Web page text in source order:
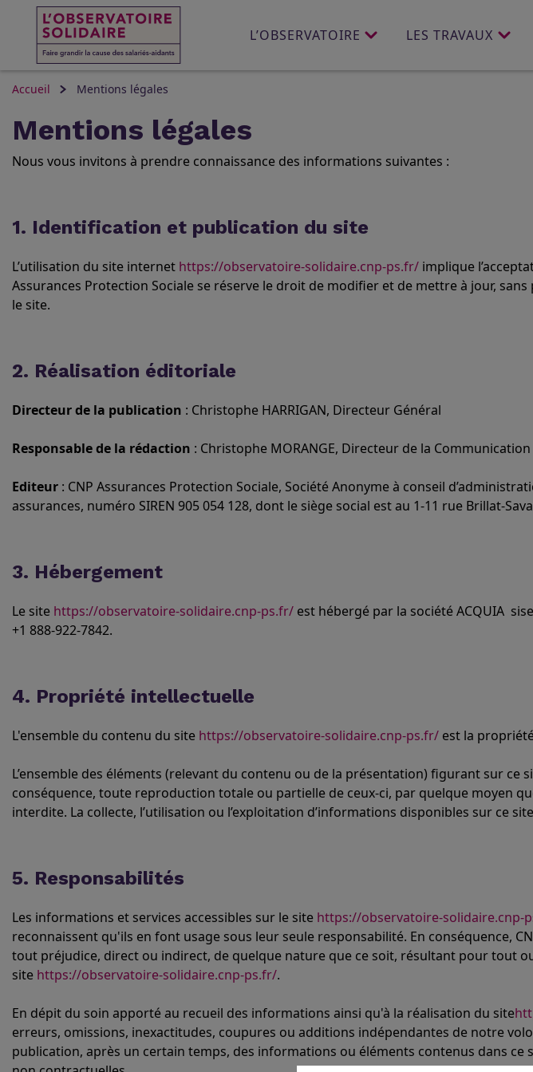
L’OBSERVATOIRE LES TRAVAUX
Accueil Mentions légales
Mentions légales
Nous vous invitons à prendre connaissance des informations suivantes :
1. Identification et publication du site
L’utilisation du site internet https://observatoire-solidaire.cnp-ps.fr/ implique
Assurances Protection Sociale se réserve le droit de modifier et de mettre à jour,
le site.
2. Réalisation éditoriale
Directeur de la publication : Christophe HARRIGAN, Directeur Général
Responsable de la rédaction : Christophe MORANGE, Directeur de la Communication
Editeur : CNP Assurances Protection Sociale, Société Anonyme à conseil
assurances, numéro SIREN 905 054 128, dont le siège social est au 1-11 rue Brillat-
3. Hébergement
Le site https://observatoire-solidaire.cnp-ps.fr/ est hébergé par la société ACQUIA
+1 888-922-7842.
4. Propriété intellectuelle
L'ensemble du contenu du site https://observatoire-solidaire.cnp-ps.fr/ est la
L’ensemble des éléments (relevant du contenu ou de la présentation) figurant sur
conséquence, toute reproduction totale ou partielle de ceux-ci, par quelque moyen
interdite. La collecte, l’utilisation ou l’exploitation d’informations disponibles sur ce
5. Responsabilités
Les informations et services accessibles sur le site https://observatoire-solidaire.cnp-
reconnaissent qu'ils en font usage sous leur seule responsabilité. En conséquence,
tout préjudice, direct ou indirect, de quelque nature que ce soit, résultant pour tout
site https://observatoire-solidaire.cnp-ps.fr/.
En dépit du soin apporté au recueil des informations ainsi qu'à la réalisation du site
erreurs, omissions, inexactitudes, coupures ou additions indépendantes de notre
publication, après un certain temps, des informations ou éléments contenus dans